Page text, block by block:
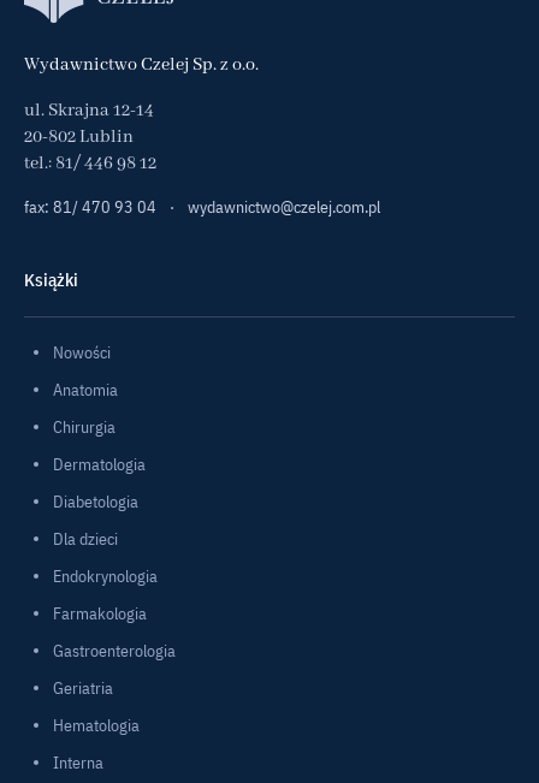
Wydawnictwo Czelej Sp. z o.o.
ul. Skrajna 12-14
20-802 Lublin
tel.: 81/ 446 98 12
fax: 81/ 470 93 04
· wydawnictwo@czelej.com.pl
Książki
Nowości
Anatomia
Chirurgia
Dermatologia
Diabetologia
Dla dzieci
Endokrynologia
Farmakologia
Gastroenterologia
Geriatria
Hematologia
Interna